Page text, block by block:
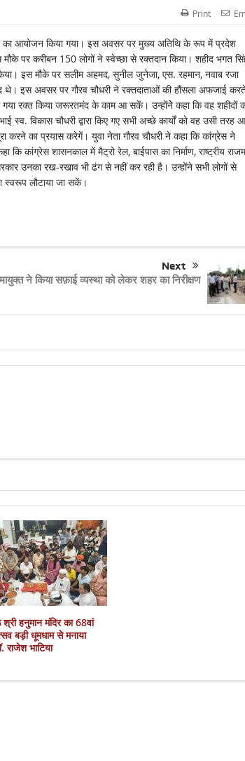
Print
का आयोजन किया गया। इस अवसर पर मुख्य अतिथि के रूप में प्रदेश
पर करीबन 150 लोगों ने स्वेच्छा से रक्तदान किया। शहीद भगत
इस मौके पर सलीम अहमद, सुनील जुनेजा, एस. रहमान, नवाब रजा
इस अवसर पर गौरव चौधरी ने रक्तदाताओं की हौंसला अफजाई
गया रक्त किया जरूरतमंद के काम आ सकें। उन्होंनेे कहा कि वह शहीदों
विकास चौधरी द्वारा किए गए सभी अच्छे कार्यों को वह उसी तरह
करने का प्रयास करेगें। युवा नेता गौरव चौधरी ने कहा कि कांग्रेस ने
कांग्रेस शासनकाल में मैट्रो रेल, बाईपास का निर्माण, राष्ट्रीय
उनका रख-रखाव भी ढंग से नहीं कर रही है। उन्होंने सभी लोगों से
स्वरूप लौटाया जा सकें।
Next
ने किया सफ़ाई व्यस्था को लेकर शहर का निरीक्षण
श्री हनुमान मंदिर का 68वां
बड़ी धूमधाम से मनाया
राजेश भाटिया